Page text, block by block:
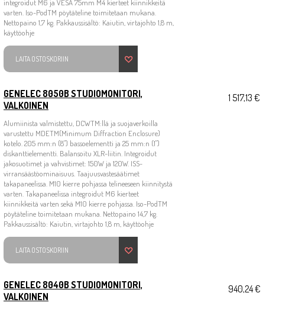
integroidut M6 ja VESA 75mm M4 kierteet kiinnikkeitä
varten. Iso-PodTM pöytäteline toimitetaan mukana.
Nettopaino 1,7 kg. Pakkaussisältö: Kaiutin, virtajohto 1,8 m,
käyttöohje
LAITA OSTOSKORIIN
GENELEC 8050B STUDIOMONITORI,
VALKOINEN
Alumiinista valmistettu, DCWTM:llä ja suojaverkoilla
varustettu MDETM(Minimum Diffraction Enclosure)
kotelo. 205 mm:n (8") bassoelementti ja 25 mm:n (1")
diskanttielementti. Balansoitu XLR-liitin. Integroidut
jakosuotimet ja vahvistimet: 150W ja 120W. ISS-
virransäästöominaisuus. Taajuusvastesäätimet
takapaneelissa. M10 kierre pohjassa telineeseen kiinnitystä
varten. Takapaneelissa integroidut M6 kierteet
kiinnikkeitä varten sekä M10 kierre pohjassa. Iso-PodTM
pöytäteline toimitetaan mukana. Nettopaino 14,7 kg.
Pakkaussisältö: Kaiutin, virtajohto 1,8 m, käyttöohje
LAITA OSTOSKORIIN
1 517,13 €
GENELEC 8040B STUDIOMONITORI,
VALKOINEN
940,24 €